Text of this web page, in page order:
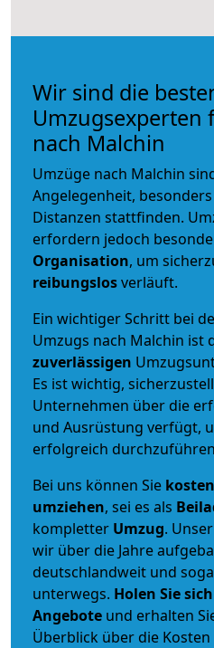
Wir sind die
Umzugsexperten
nach Malchin
Umzüge nach Malchin
Angelegenheit,
Distanzen stattfinden.
erfordern jedoch
Organisation, um
reibungslosverläuft.
Ein wichtiger Schritt bei
Umzugs nach Malchin ist
zuverlässigen
Es ist wichtig,
Unternehmen über die
und Ausrüstung verfügt,
erfolgreich
Bei uns können Sie
umziehen, sei es als
kompletter Umzug.
wir über die Jahre
deutschlandweit und
unterwegs. Holen Sie
Angebote und erhalten
Überblick über die